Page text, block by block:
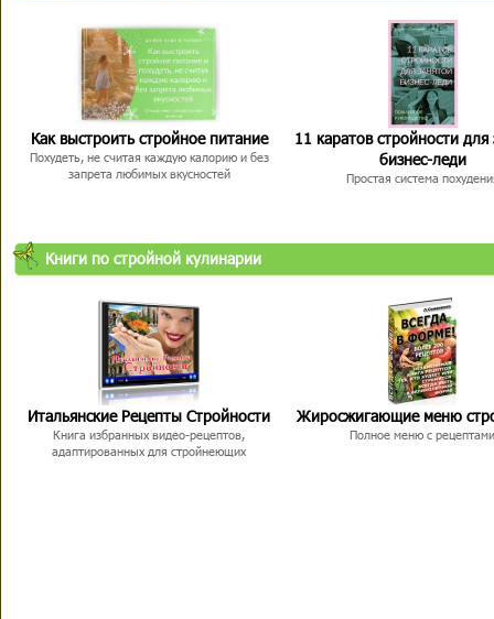
Как выстроить стройное питание
Похудеть, не считая каждую калорию и без
запрета любимых вкусностей
11 каратов стройности для
бизнес-леди
Простая система
Книги по стройной кулинарии
Итальянские Рецепты Стройности
Книга избранных видео-рецептов,
адаптированных для стройнеющих
Жиросжигающие меню
Полное меню с рецептами